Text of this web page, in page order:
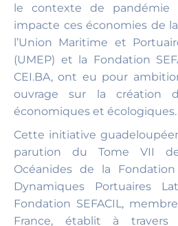
le contexte de pandémie
impacte ces économies de
l’Union Maritime et
(UMEP) et la Fondation
CEI.BA, ont eu pour
ouvrage sur la création
économiques et écologiques.
Cette initiative
parution du Tome VII
Océanides de la
Dynamiques Portuaires
Fondation SEFACIL,
France, établit à travers